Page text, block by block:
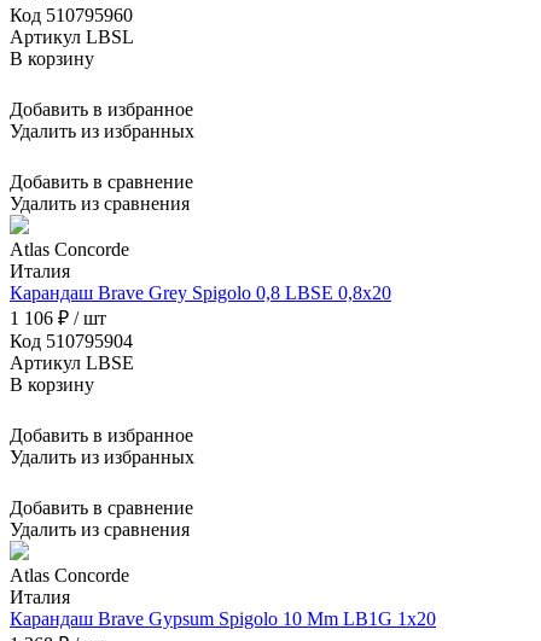
Код 510795960
Артикул LBSL
В корзину
Добавить в избранное
Удалить из избранных
Добавить в сравнение
Удалить из сравнения
Atlas Concorde
Италия
Карандаш Brave Grey Spigolo 0,8 LBSE 0,8x20
1 106 ₽ / шт
Код 510795904
Артикул LBSE
В корзину
Добавить в избранное
Удалить из избранных
Добавить в сравнение
Удалить из сравнения
Atlas Concorde
Италия
Карандаш Brave Gypsum Spigolo 10 Mm LB1G 1x20